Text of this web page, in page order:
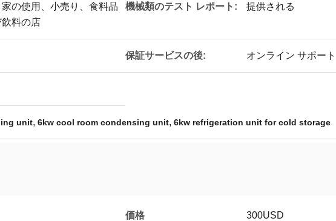
の使用、小売り、食料品
料の店
機械類のテスト レポート: 提供される
保証サービスの後: オンライン サポート
unit, 6kw cool room condensing unit, 6kw refrigeration unit for cold storage
価格 300USD